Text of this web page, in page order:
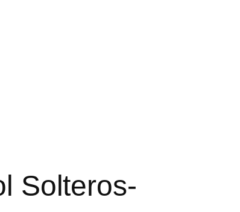
Solteros-